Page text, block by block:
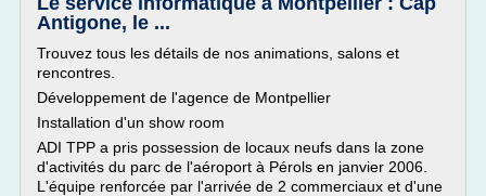
Antigone, le ...
Trouvez tous les détails de nos animations, salons et
rencontres.
Développement de l'agence de Montpellier
Installation d'un show room
ADI TPP a pris possession de locaux neufs dans la zone
d'activités du parc de l'aéroport à Pérols en janvier 2006.
L'équipe renforcée par l'arrivée de 2 commerciaux et d'une